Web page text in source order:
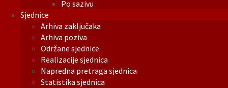
Po sazivu
Sjednice
Arhiva zaključaka
Arhiva poziva
Održane sjednice
Realizacije sjednica
Napredna pretraga sjednica
Statistika sjednica